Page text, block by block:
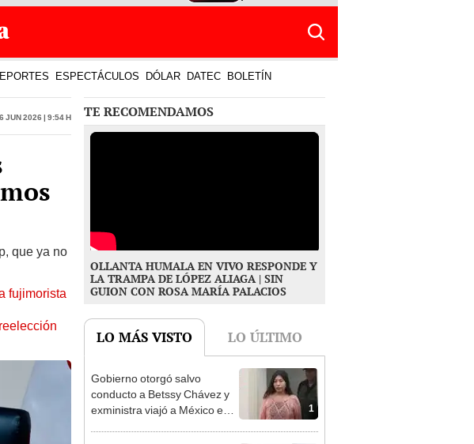
ESPECTÁCULOS DÓLAR DATEC BOLETÍN
Jun 2026 | 9:54 h
que ya no
fujimorista
TE RECOMENDAMOS
OLLANTA HUMALA EN VIVO RESPONDE Y
LA TRAMPA DE LÓPEZ ALIAGA | SIN
GUION CON ROSA MARÍA PALACIOS
LO MÁS VISTO LO ÚLTIMO
1
Gobierno otorgó salvo
conducto a Betssy Chávez y
exministra viajó a México en